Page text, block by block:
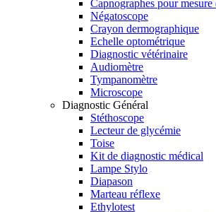
Capnographes pour
Négatoscope
Crayon dermographique
Echelle optométrique
Diagnostic vétérinaire
Audiomètre
Tympanomètre
Microscope
Diagnostic Général
Stéthoscope
Lecteur de glycémie
Toise
Kit de diagnostic médical
Lampe Stylo
Diapason
Marteau réflexe
Ethylotest